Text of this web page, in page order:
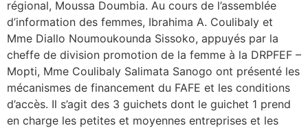
régional, Moussa Doumbia. Au cours de l’assemblée
d’information des femmes, Ibrahima A. Coulibaly et
Mme Diallo Noumoukounda Sissoko, appuyés par la
cheffe de division promotion de la femme à la DRPFEF –
Mopti, Mme Coulibaly Salimata Sanogo ont présenté les
mécanismes de financement du FAFE et les conditions
d’accès. Il s’agit des 3 guichets dont le guichet 1 prend
en charge les petites et moyennes entreprises et les